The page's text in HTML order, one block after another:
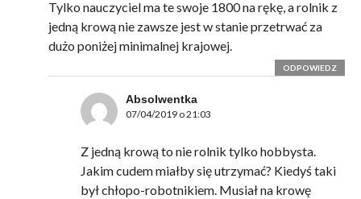
Tylko nauczyciel ma te swoje 1800 na rękę, a rolnik z
jedną krową nie zawsze jest w stanie przetrwać za
dużo poniżej minimalnej krajowej.
ODPOWIEDZ
Absolwentka
07/04/2019 o 21:03
Z jedną krową to nie rolnik tylko hobbysta.
Jakim cudem miałby się utrzymać? Kiedyś taki
był chłopo-robotnikiem. Musiał na krowę